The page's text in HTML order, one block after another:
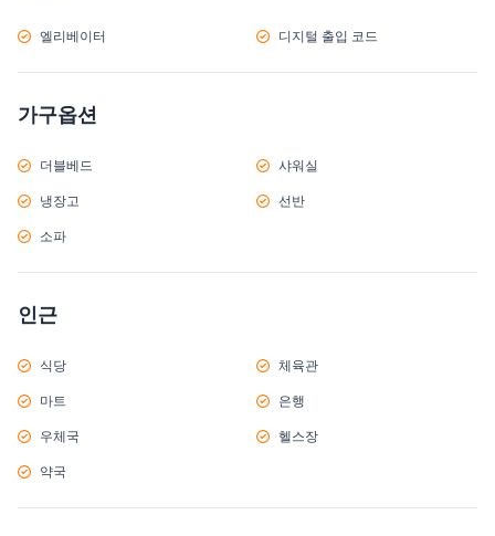
엘리베이터 디지털 출입 코드
가구옵션
더블베드 샤워실
냉장고 선반
소파
인근
식당 체육관
마트 은행
우체국 헬스장
약국